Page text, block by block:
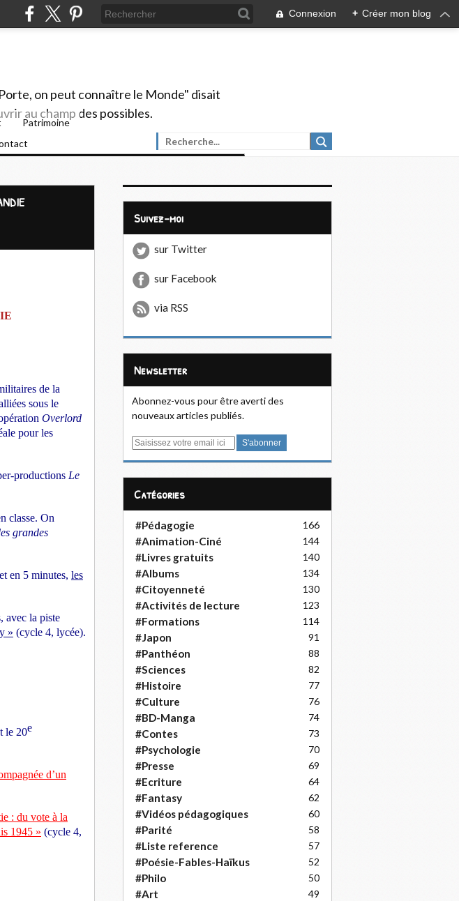
Connexion + Créer mon blog
on peut connaître le Monde" disait
au champ des possibles.
Patrimoine
de la
sous le
Overlord
pour les
productions Le
classe. On
grandes
en 5 minutes, les
avec la piste
» (cycle 4, lycée).
le 20e
d’un
: du vote à la
1945 » (cycle 4,
Suivez-moi
sur Twitter
sur Facebook
via RSS
Newsletter
Abonnez-vous pour être averti des
nouveaux articles publiés.
E
Catégories
#Pédagogie 166
#Animation-Ciné 144
#Livres gratuits 140
#Albums 134
#Citoyenneté 130
#Activités de lecture 123
#Formations 114
#Japon 91
#Panthéon 88
#Sciences 82
#Histoire 77
#Culture 76
#BD-Manga 74
#Contes 73
#Psychologie 70
#Presse 69
#Ecriture 64
#Fantasy 62
#Vidéos pédagogiques 60
#Parité 58
#Liste reference 57
#Poésie-Fables-Haïkus 52
#Philo 50
#Art 49